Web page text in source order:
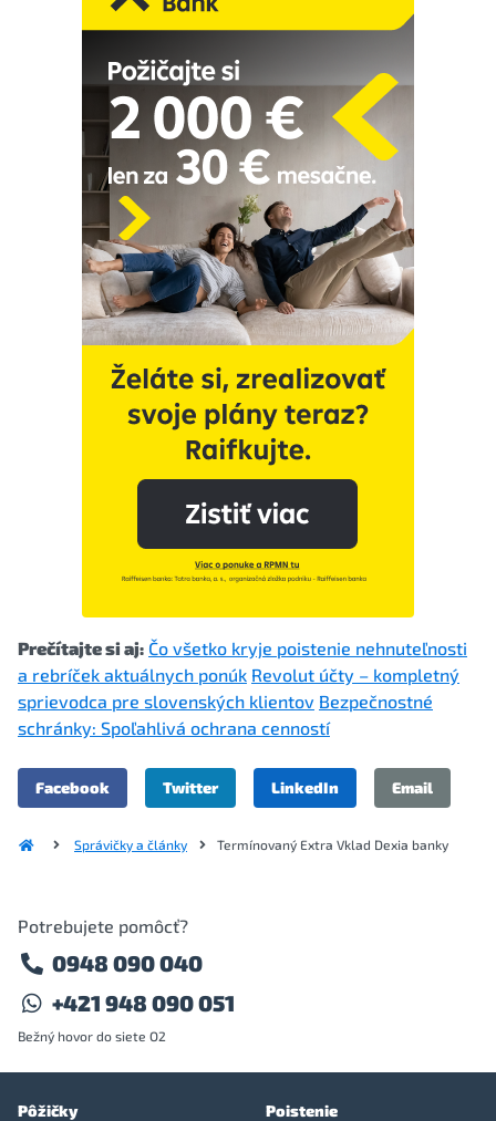
Prečítajte si aj: Čo všetko kryje poistenie nehnuteľnosti
a rebríček aktuálnych ponúk Revolut účty – kompletný
sprievodca pre slovenských klientov Bezpečnostné
schránky: Spoľahlivá ochrana cenností
Facebook Twitter LinkedIn Email
Správičky a články Termínovaný Extra Vklad Dexia banky
Potrebujete pomôcť?
0948 090 040
+421 948 090 051
Bežný hovor do siete O2
Pôžičky Poistenie